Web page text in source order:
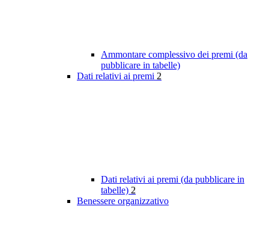
Ammontare complessivo dei premi (da
pubblicare in tabelle)
Dati relativi ai premi 2
Dati relativi ai premi (da pubblicare in
tabelle) 2
Benessere organizzativo